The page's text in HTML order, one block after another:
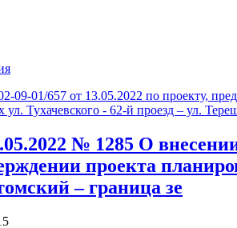
01/657 от 13.05.2022 по проекту,
ул. Тухачевского - 62-й проезд – ул.
№ 1285 О внесении
проекта
– граница зе